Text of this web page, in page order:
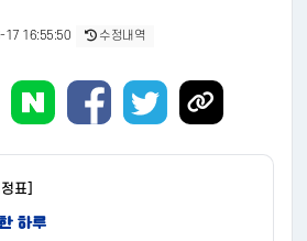
17 16:55:50 수정내역
표]